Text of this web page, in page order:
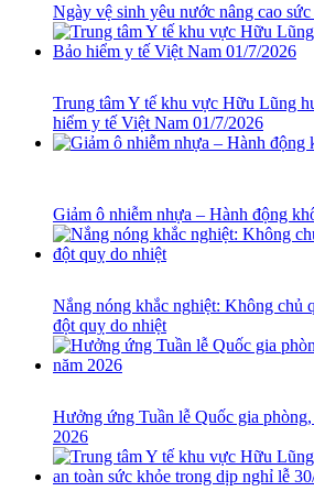
Ngày vệ sinh yêu nước nâng cao
​Trung tâm Y tế khu vực Hữu Lũng
hiểm y tế Việt Nam 01/7/2026
Giảm ô nhiễm nhựa – Hành động
Nắng nóng khắc nghiệt: Không chủ
đột quỵ do nhiệt
Hưởng ứng Tuần lễ Quốc gia
2026